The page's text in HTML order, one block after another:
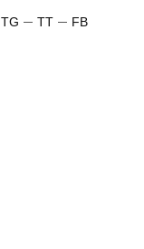
FB
TT
TG